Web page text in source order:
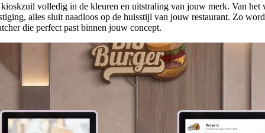
kioskzuil volledig in de kleuren en uitstraling van jouw merk. Van het
alles sluit naadloos op de huisstijl van jouw restaurant. Zo
die perfect past binnen jouw concept.